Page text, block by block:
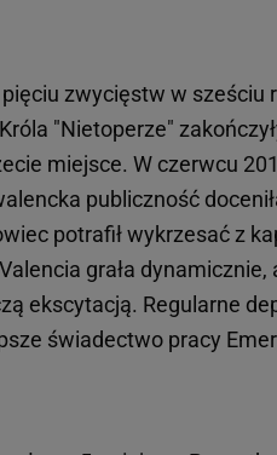
pięciu zwycięstw w sześciu
"Nietoperze"
miejsce. W czerwcu
publiczność
potrafił wykrzesać z
grała
ekscytacją. Regularne
świadectwo pracy